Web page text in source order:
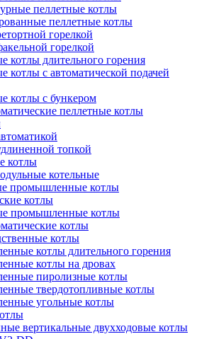
пеллетные котлы
пеллетные котлы
горелкой
горелкой
котлы длительного горения
котлы с автоматической подачей
котлы с бункером
пеллетные котлы
топкой
котлы
котельные
промышленные котлы
котлы
промышленные котлы
котлы
котлы
котлы длительного горения
котлы на дровах
пиролизные котлы
твердотопливные котлы
угольные котлы
вертикальные двухходовые котлы